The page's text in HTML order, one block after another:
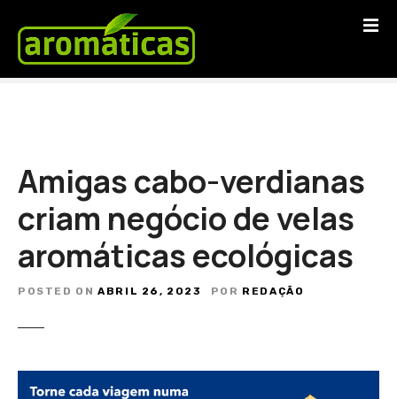
Amigas cabo-verdianas
criam negócio de velas
aromáticas ecológicas
POSTED ON ABRIL 26, 2023 POR REDAÇÃO